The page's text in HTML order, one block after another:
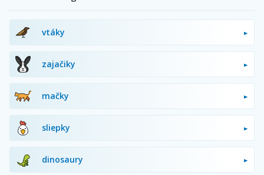
vtáky
zajačiky
mačky
sliepky
dinosaury